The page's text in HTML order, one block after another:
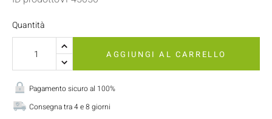
Quantità
AGGIUNGI AL CARRELLO
Pagamento sicuro al 100%
Consegna tra 4 e 8 giorni